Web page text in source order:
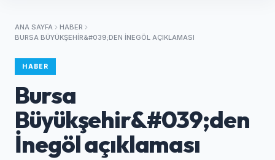
ANA SAYFA
HABER
BURSA BÜYÜKŞEHIR&#039;DEN İNEGÖL AÇIKLAMASI
HABER
Bursa
Büyükşehir&#039;den
İnegöl açıklaması